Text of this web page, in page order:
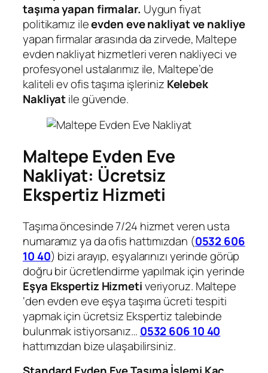
taşıma yapan firmalar. Uygun fiyat
politikamız ileevden eve nakliyat ve nakliye
yapan firmalar arasında da zirvede, Maltepe
evden nakliyat hizmetleri veren nakliyeci ve
profesyonel ustalarımız ile, Maltepe’de
kaliteli ev ofis taşıma işleriniz Kelebek
Nakliyatile güvende.
Maltepe Evden Eve
Nakliyat: Ücretsiz
Ekspertiz Hizmeti
Taşıma öncesinde 7/24 hizmet veren usta
numaramız ya da ofis hattımızdan (0532 606
10 40) bizi arayıp, eşyalarınızı yerinde görüp
doğru bir ücretlendirme yapılmak için yerinde
Eşya Ekspertiz Hizmetiveriyoruz. Maltepe
‘den evden eve eşya taşıma ücreti tespiti
yapmak için ücretsiz Ekspertiz talebinde
bulunmak istiyorsanız… 0532 606 10 40
hattımızdan bize ulaşabilirsiniz.